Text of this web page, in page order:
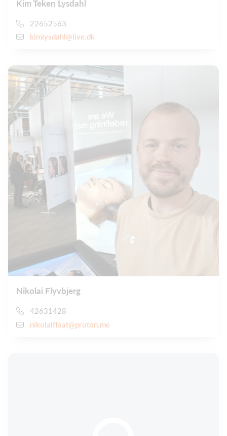
Kim Teken Lysdahl
22652563
kimlysdahl@live.dk
Nikolai Flyvbjerg
42631428
nikolaifloat@proton.me